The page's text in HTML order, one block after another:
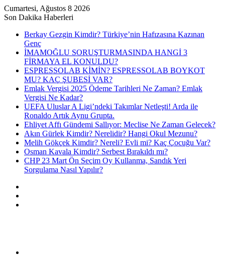
Cumartesi, Ağustos 8 2026
Son Dakika Haberleri
Berkay Gezgin Kimdir? Türkiye’nin Hafızasına Kazınan
Genç
İMAMOĞLU SORUŞTURMASINDA HANGİ 3
FİRMAYA EL KONULDU?
ESPRESSOLAB KİMİN? ESPRESSOLAB BOYKOT
MU? KAÇ ŞUBESİ VAR?
Emlak Vergisi 2025 Ödeme Tarihleri Ne Zaman? Emlak
Vergisi Ne Kadar?
UEFA Uluslar A Ligi’ndeki Takımlar Netleşti! Arda ile
Ronaldo Artık Aynu Grupta.
Ehliyet Affı Gündemi Sallıyor: Meclise Ne Zaman Gelecek?
Akın Gürlek Kimdir? Nerelidir? Hangi Okul Mezunu?
Melih Gökçek Kimdir? Nereli? Evli mi? Kaç Çocuğu Var?
Osman Kavala Kimdir? Serbest Bırakıldı mı?
CHP 23 Mart Ön Seçim Oy Kullanma, Sandık Yeri
Sorgulama Nasıl Yapılır?